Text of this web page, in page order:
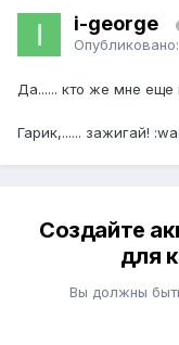
i-george
Опубликовано:
Да...... кто же мне еще
Гарик,...... зажигай!
Создайте
для
Вы должны